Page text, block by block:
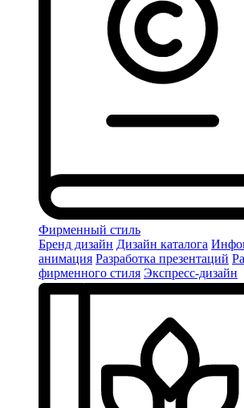
Фирменный стиль
Бренд дизайн Дизайн каталога
анимация Разработка презентаций
фирменного стиля Экспресс-дизайн